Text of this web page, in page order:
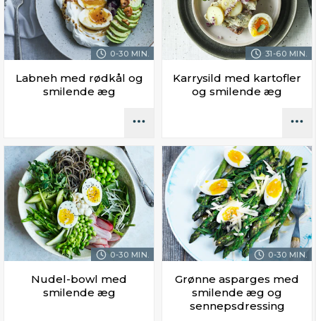
0-30 MIN.
Labneh med rødkål og
smilende æg
31-60 MIN.
Karrysild med kartofler
og smilende æg
0-30 MIN.
Nudel-bowl med
smilende æg
0-30 MIN.
Grønne asparges med
smilende æg og
sennepsdressing